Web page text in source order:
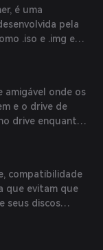
é uma
pela
.iso e .img em
e unidades
de drives
amigável onde os
e o drive de
drive enquanto
corrupção de
o Etcher é
e Linux.
compatibilidade
que evitam que
seus discos
e
Pi que